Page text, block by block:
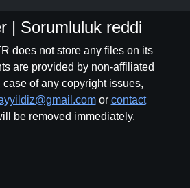
| Sorumluluk reddi
does not store any files on its
are provided by non-affiliated
case of any copyright issues,
or contact
be removed immediately.